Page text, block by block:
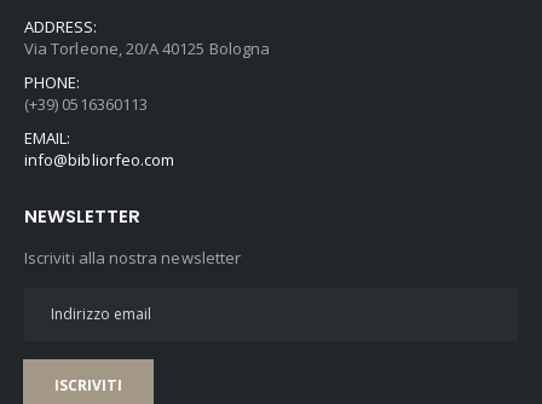
ADDRESS:
Via Torleone, 20/A 40125 Bologna
PHONE:
(+39) 0516360113
EMAIL:
info@bibliorfeo.com
NEWSLETTER
Iscriviti alla nostra newsletter
ISCRIVITI